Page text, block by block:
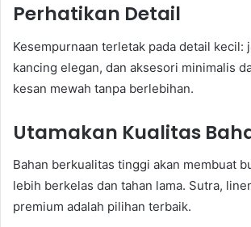
Perhatikan Detail
Kesempurnaan terletak pada detail kecil:
kancing elegan, dan aksesori minimalis
kesan mewah tanpa berlebihan.
Utamakan Kualitas
Bahan berkualitas tinggi akan membuat
lebih berkelas dan tahan lama. Sutra,
premium adalah pilihan terbaik.